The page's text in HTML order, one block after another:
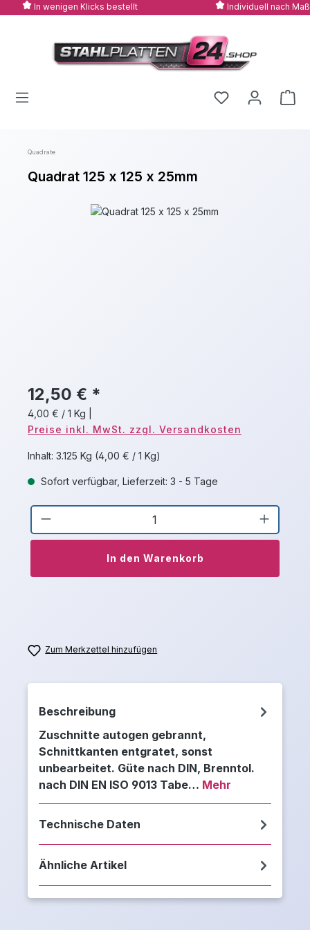
Zum Hauptinhalt springen
In wenigen Klicks bestellt Individuell nach Maß
Quadrate
Quadrat 125 x 125 x 25mm
Bildergalerie überspringen
12,50 € *
4,00 € / 1 Kg
Preise inkl. MwSt. zzgl. Versandkosten
Inhalt: 3.125 Kg (4,00 € / 1 Kg)
Sofort verfügbar, Lieferzeit: 3 - 5 Tage
Produkt Anzahl: Gib den
In den Warenkorb
Zum Merkzettel hinzufügen
Beschreibung
Zuschnitte autogen gebrannt,
Schnittkanten entgratet, sonst
unbearbeitet. Güte nach DIN, Brenntol.
nach DIN EN ISO 9013 Tabe… Mehr
Technische Daten
Ähnliche Artikel